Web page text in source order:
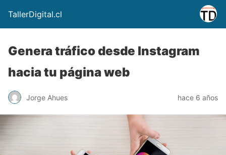
TallerDigital.cl
Genera tráfico desde Instagram
hacia tu página web
Jorge Ahues hace 6 años